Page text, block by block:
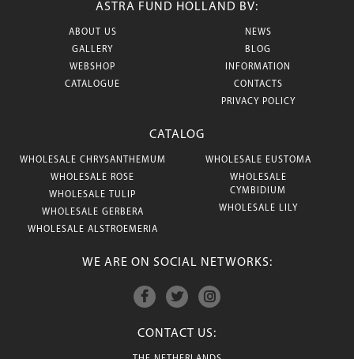
ASTRA FUND HOLLAND BV:
ABOUT US
GALLERY
WEBSHOP
CATALOGUE
NEWS
BLOG
INFORMATION
CONTACTS
PRIVACY POLICY
CATALOG
WHOLESALE CHRYSANTHEMUM
WHOLESALE ROSE
WHOLESALE TULIP
WHOLESALE GERBERA
WHOLESALE ALSTROEMERIA
WHOLESALE EUSTOMA
WHOLESALE
CYMBIDIUM
WHOLESALE LILY
WE ARE ON SOCIAL NETWORKS:
CONTACT US: